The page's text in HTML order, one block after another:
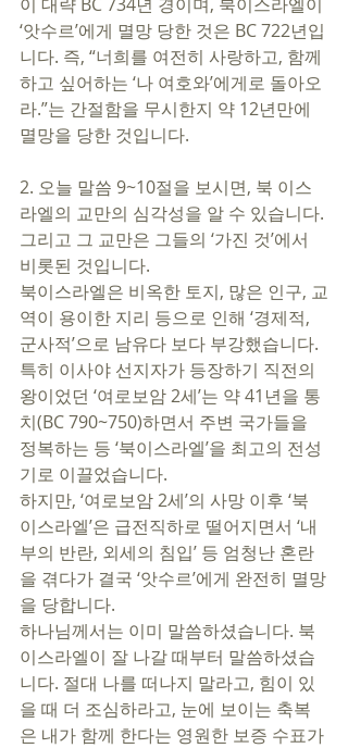
‘앗수르’에게 멸망 당한 것은 BC 722년입
니다. 즉, “너희를 여전히 사랑하고, 함께
하고 싶어하는 ‘나 여호와’에게로 돌아오
라.”는 간절함을 무시한지 약 12년만에
멸망을 당한 것입니다.
2. 오늘 말씀 9~10절을 보시면, 북 이스
라엘의 교만의 심각성을 알 수 있습니다.
그리고 그 교만은 그들의 ‘가진 것’에서
비롯된 것입니다.
북이스라엘은 비옥한 토지, 많은 인구, 교
역이 용이한 지리 등으로 인해 ‘경제적,
군사적’으로 남유다 보다 부강했습니다.
특히 이사야 선지자가 등장하기 직전의
왕이었던 ‘여로보암 2세’는 약 41년을 통
치(BC 790~750)하면서 주변 국가들을
정복하는 등 ‘북이스라엘’을 최고의 전성
기로 이끌었습니다.
하지만, ‘여로보암 2세’의 사망 이후 ‘북
이스라엘’은 급전직하로 떨어지면서 ‘내
부의 반란, 외세의 침입’ 등 엄청난 혼란
을 겪다가 결국 ‘앗수르’에게 완전히 멸망
을 당합니다.
하나님께서는 이미 말씀하셨습니다. 북
이스라엘이 잘 나갈 때부터 말씀하셨습
니다. 절대 나를 떠나지 말라고, 힘이 있
을 때 더 조심하라고, 눈에 보이는 축복
은 내가 함께 한다는 영원한 보증 수표가